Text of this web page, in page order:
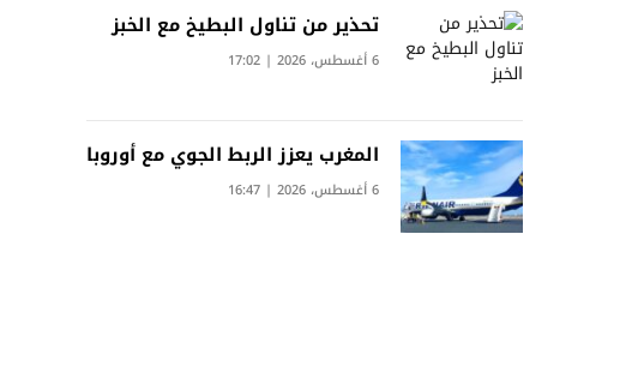
تحذير من تناول البطيخ مع الخبز
6 أغسطس، 2026 | 17:02
المغرب يعزز الربط الجوي مع أوروبا
6 أغسطس، 2026 | 16:47